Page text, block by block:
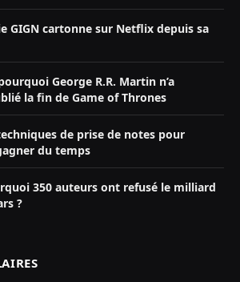
GIGN cartonne sur Netflix depuis sa
George R.R. Martin n’a
la fin de Game of Thrones
de prise de notes pour
du temps
350 auteurs ont refusé le milliard
?